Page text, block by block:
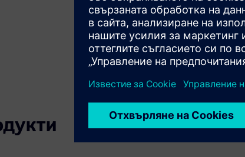
Разширява или
Siemens Xcelerator чрез
създава ново
на продукта на Siemens